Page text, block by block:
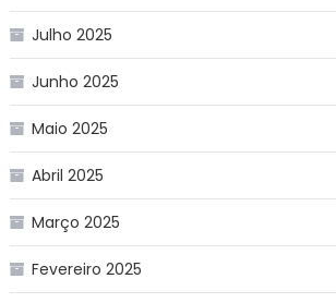
Julho 2025
Junho 2025
Maio 2025
Abril 2025
Março 2025
Fevereiro 2025